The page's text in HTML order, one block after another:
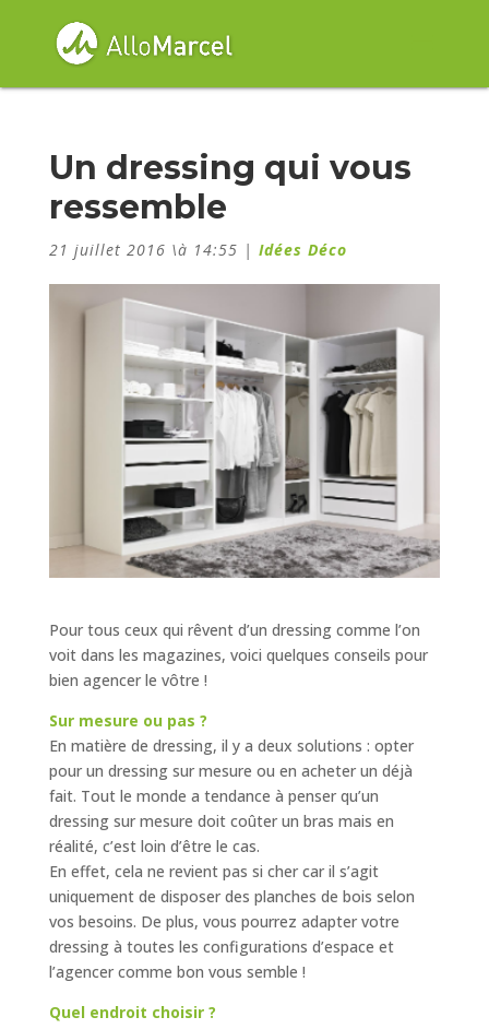
Un dressing qui vous
ressemble
21 juillet 2016 \à 14:55 | Idées Déco
Pour tous ceux qui rêvent d’un dressing comme l’on
voit dans les magazines, voici quelques conseils pour
bien agencer le vôtre !
Sur mesure ou pas ?
En matière de dressing, il y a deux solutions : opter
pour un dressing sur mesure ou en acheter un déjà
fait. Tout le monde a tendance à penser qu’un
dressing sur mesure doit coûter un bras mais en
réalité, c’est loin d’être le cas.
En effet, cela ne revient pas si cher car il s’agit
uniquement de disposer des planches de bois selon
vos besoins. De plus, vous pourrez adapter votre
dressing à toutes les configurations d’espace et
l’agencer comme bon vous semble !
Quel endroit choisir ?